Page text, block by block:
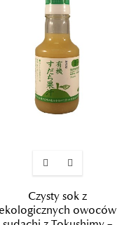
Czysty sok z
owoców